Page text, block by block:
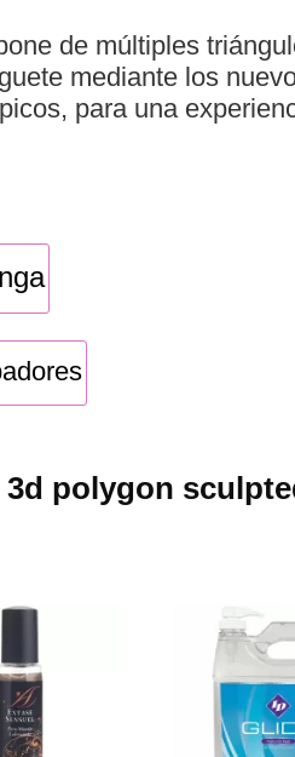
de múltiples
mediante los
para una
polygon